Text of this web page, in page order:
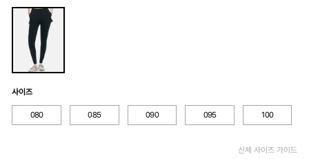
사이즈
080 085 090 095 100
신체 사이즈 가이드